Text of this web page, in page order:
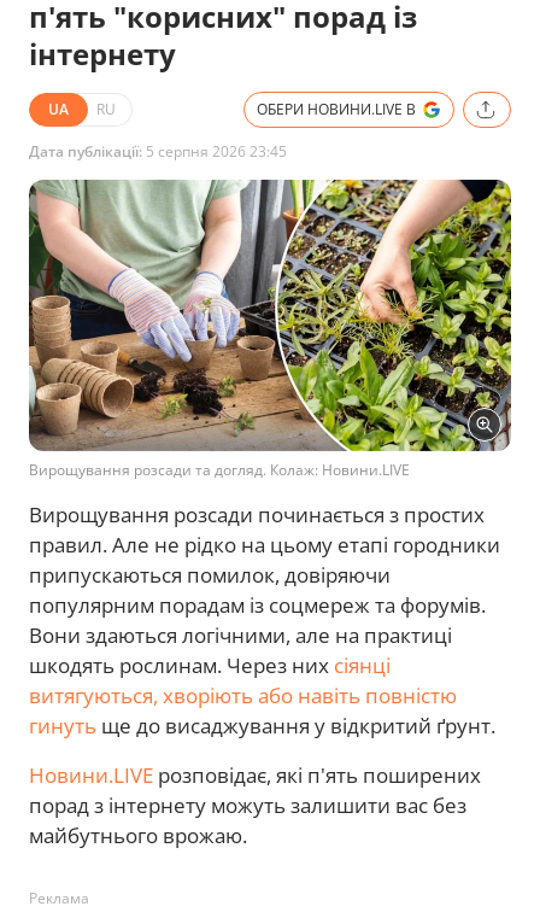
п'ять "корисних" порад із
інтернету
UA RU ОБЕРИ НОВИНИ.LIVE В
Дата публікації: 5 серпня 2026 23:45
Вирощування розсади та догляд. Колаж: Новини.LIVE
Вирощування розсади починається з простих
правил. Але не рідко на цьому етапі городники
припускаються помилок, довіряючи
популярним порадам із соцмереж та форумів.
Вони здаються логічними, але на практиці
шкодять рослинам. Через них сіянці
витягуються, хворіють або навіть повністю
гинуть ще до висаджування у відкритий ґрунт.
Новини.LIVE розповідає, які п'ять поширених
порад з інтернету можуть залишити вас без
майбутнього врожаю.
Реклама